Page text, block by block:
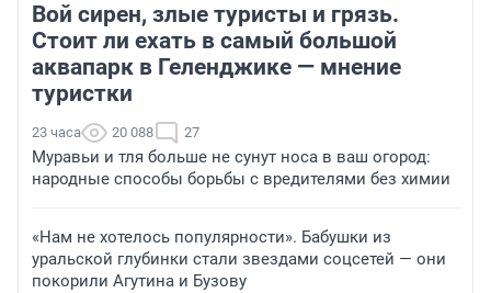
Вой сирен, злые туристы и грязь.
Стоит ли ехать в самый большой
аквапарк в Геленджике — мнение
туристки
23 часа 20 088 27
Муравьи и тля больше не сунут носа в ваш огород:
народные способы борьбы с вредителями без химии
«Нам не хотелось популярности». Бабушки из
уральской глубинки стали звездами соцсетей — они
покорили Агутина и Бузову